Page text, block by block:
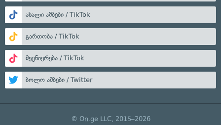
ახალი ამბები / TikTok
გართობა / TikTok
მეცნიერება / TikTok
ბოლო ამბები / Twitter
© On.ge LLC, 2015–2026